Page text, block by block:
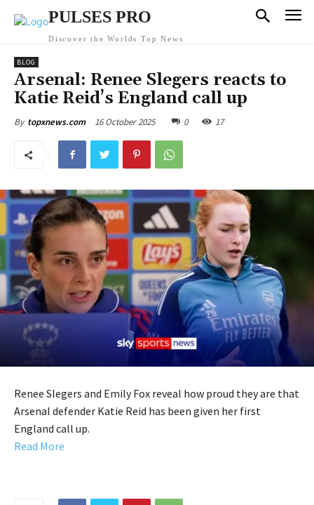
PULSES PRO
Discover the Worlds Top News
BLOG
Arsenal: Renee Slegers reacts to
Katie Reid’s England call up
By topxnews.com 16 October 2025 0 17
Renee Slegers and Emily Fox reveal how proud they are that
Arsenal defender Katie Reid has been given her first
England call up.
Read More